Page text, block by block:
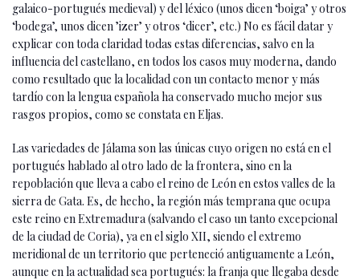
galaico-portugués medieval) y del léxico (unos dicen ‘boiga’ y otros
‘bodega’, unos dicen ’izer’ y otros ‘dicer’, etc.) No es fácil datar y
explicar con toda claridad todas estas diferencias, salvo en la
influencia del castellano, en todos los casos muy moderna, dando
como resultado que la localidad con un contacto menor y más
tardío con la lengua española ha conservado mucho mejor sus
rasgos propios, como se constata en Eljas.
Las variedades de Jálama son las únicas cuyo origen no está en el
portugués hablado al otro lado de la frontera, sino en la
repoblación que lleva a cabo el reino de León en estos valles de la
sierra de Gata. Es, de hecho, la región más temprana que ocupa
este reino en Extremadura (salvando el caso un tanto excepcional
de la ciudad de Coria), ya en el siglo XII, siendo el extremo
meridional de un territorio que perteneció antiguamente a León,
aunque en la actualidad sea portugués: la franja que llegaba desde